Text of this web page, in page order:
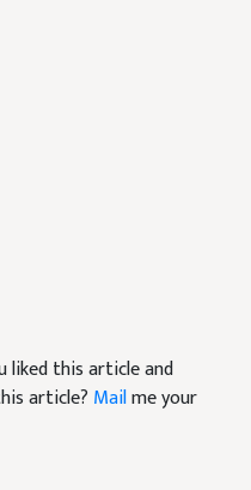
liked this article and
article? Mailme your